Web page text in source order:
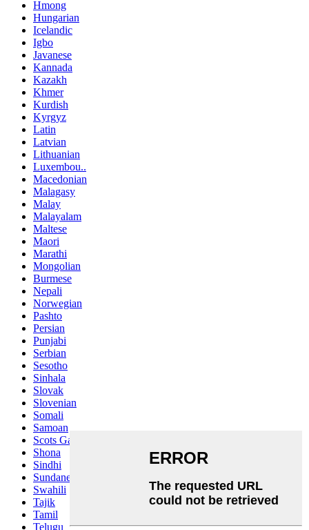
Hmong
Hungarian
Icelandic
Igbo
Javanese
Kannada
Kazakh
Khmer
Kurdish
Kyrgyz
Latin
Latvian
Lithuanian
Luxembou..
Macedonian
Malagasy
Malay
Malayalam
Maltese
Maori
Marathi
Mongolian
Burmese
Nepali
Norwegian
Pashto
Persian
Punjabi
Serbian
Sesotho
Sinhala
Slovak
Slovenian
Somali
Samoan
Scots Gaelic
Shona
Sindhi
Sundanese
Swahili
Tajik
Tamil
Telugu